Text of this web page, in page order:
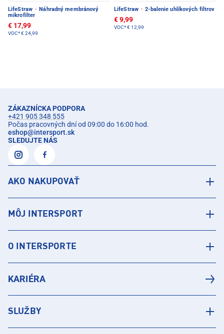
LifeStraw · Náhradný membránový
mikrofilter
€ 17,99
VOC*€ 24,99
LifeStraw · 2-balenie uhlíkových filtrov
€ 9,99
VOC*€ 12,99
ZÁKAZNÍCKA PODPORA
+421 905 348 555
Počas pracovných dní od 09:00 do 16:00 hod.
eshop@intersport.sk
SLEDUJTE NÁS
AKO NAKUPOVAŤ
MÔJ INTERSPORT
O INTERSPORTE
KARIÉRA
SLUŽBY